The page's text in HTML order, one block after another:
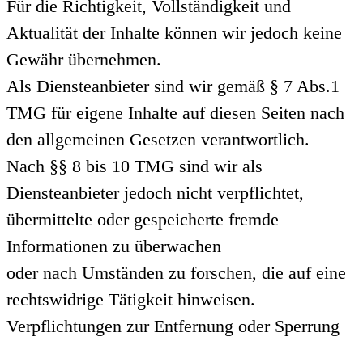
Für die Richtigkeit, Vollständigkeit und
Aktualität der Inhalte können wir jedoch keine
Gewähr übernehmen.
Als Diensteanbieter sind wir gemäß § 7 Abs.1
TMG für eigene Inhalte auf diesen Seiten nach
den allgemeinen Gesetzen verantwortlich.
Nach §§ 8 bis 10 TMG sind wir als
Diensteanbieter jedoch nicht verpflichtet,
übermittelte oder gespeicherte fremde
Informationen zu überwachen
oder nach Umständen zu forschen, die auf eine
rechtswidrige Tätigkeit hinweisen.
Verpflichtungen zur Entfernung oder Sperrung